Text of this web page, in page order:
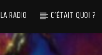
LA RADIO C’ÉTAIT QUOI ?